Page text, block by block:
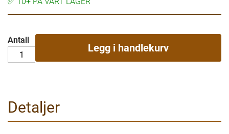
Antall
Legg i handlekurv
Detaljer